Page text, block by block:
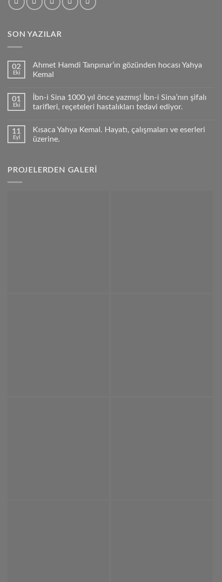
SON YAZILAR
02
Eki
Ahmet Hamdi Tanpınar’ın gözünden hocası Yahya
Kemal
01
Eki
İbn-i Sina 1000 yıl önce yazmış! İbn-i Sina’nın şifalı
tarifleri, reçeteleri hastalıkları tedavi ediyor.
11
Eyl
Kısaca Yahya Kemal. Hayatı, çalışmaları ve eserleri
üzerine.
PROJELERDEN GALERİ